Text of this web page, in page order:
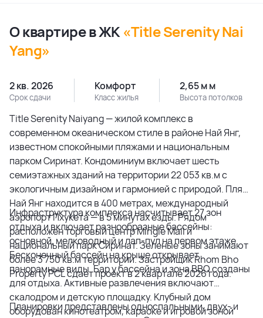
О квартире в ЖК «Title Serenity Nai
Yang»
2 кв. 2026
Срок сдачи
Комфорт
Класс жилья
2,65 м м
Высота потолков
Title Serenity Naiyang — жилой комплекс в
современном океаническом стиле в районе Най Янг,
известном спокойными пляжами и национальным
парком Сиринат. Кондоминиум включает шесть
семиэтажных зданий на территории 22 053 кв.м с
экологичным дизайном и гармонией с природой. Пляж
Най Янг находится в 400 метрах, международный
аэропорт Пхукета — в 5 минутах езды. Рядом
расположен торговый центр Mingle Mall и
национальный парк Сиринат. Зеленые зоны занимают
более 3 750 кв.м территории. Застройщик Rhom Bho
Property PCL сдает проект в 2 квартале 2026 года.
Инфраструктура комплекса насчитывает 27 зон
отдыха и включает разнообразные бассейны:
основной, мелководный и лап-пул на первом этаже.
Бесконечный бассейн на крыше открывает
панорамные виды. Бар у бассейна и зона BBQ созданы
для отдыха. Активные развлечения включают
скалодром и детскую площадку. Клубный дом
оборудован кинотеатром, караоке и игровой зоной
Планировки представлены односпальными, двух- и